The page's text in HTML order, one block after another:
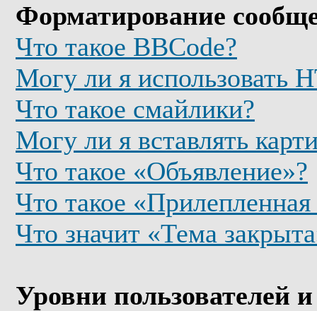
Форматирование
Что такое BBCode?
Могу ли я использовать
Что такое смайлики?
Могу ли я вставлять
Что такое «Объявление»?
Что такое «Прилепленная
Что значит «Тема
Уровни пользователей